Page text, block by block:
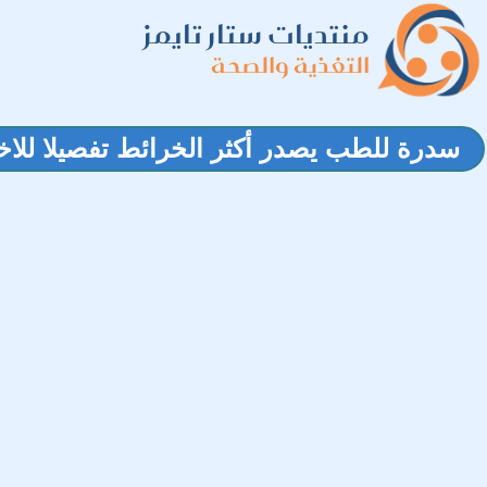
منتديات ستار تايمز
التغذية والصحة
سدرة للطب يصدر أكثر الخرائط تفصيلا